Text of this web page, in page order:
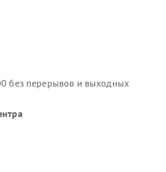
без перерывов и выходных